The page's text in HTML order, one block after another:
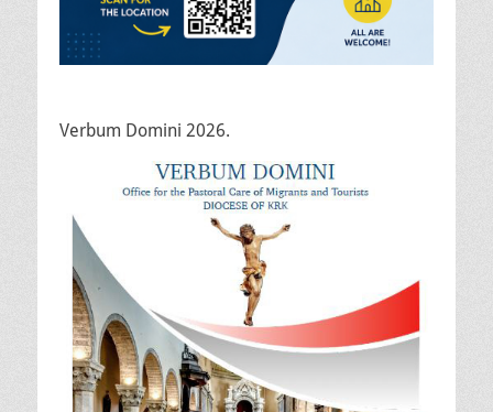
Verbum Domini 2026.